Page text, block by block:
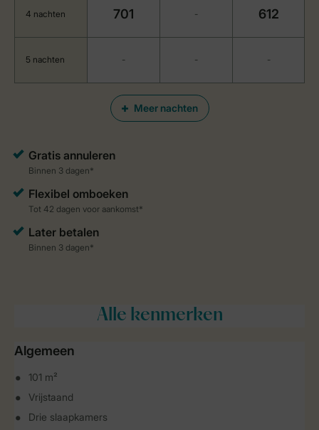
Meer nachten
4 nachten 701 - 612
5 nachten - - -
Alle kenmerken
Algemeen
101 m²
Vrijstaand
Drie slaapkamers